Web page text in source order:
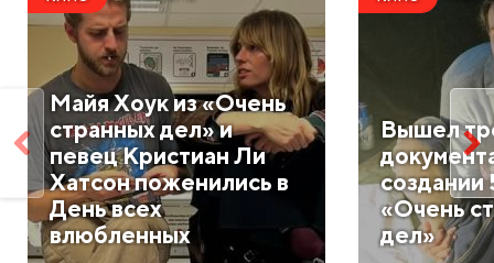
Майя Хоук из «Очень
странных дел» и
певец Кристиан Ли
Хатсон поженились в
День всех
влюбленных
Вышел
создании
«Очень
дел»